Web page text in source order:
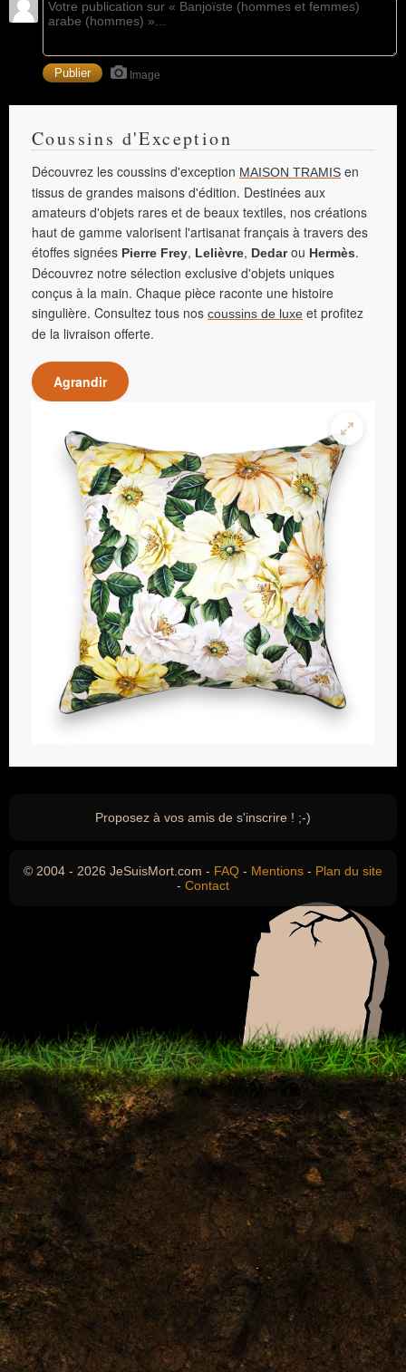
Image
Coussins d'Exception
Découvrez les coussins d'exception MAISON TRAMIS en
tissus de grandes maisons d'édition. Destinées aux
amateurs d'objets rares et de beaux textiles, nos créations
haut de gamme valorisent l'artisanat français à travers des
étoffes signées Pierre Frey, Lelièvre, Dedarou Hermès.
Découvrez notre sélection exclusive d'objets uniques
conçus à la main. Chaque pièce raconte une histoire
singulière. Consultez tous nos coussins de luxe et profitez
de la livraison offerte.
Agrandir
Proposez à vos amis de s'inscrire ! ;-)
© 2004 - 2026 JeSuisMort.com - FAQ - Mentions - Plan du site
- Contact